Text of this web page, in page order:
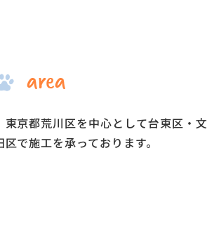
京都荒川区を中心として台東区・文
で施工を承っております。